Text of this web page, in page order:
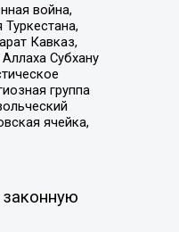
война,
Кавказ,
Субхану
группа
ячейка,